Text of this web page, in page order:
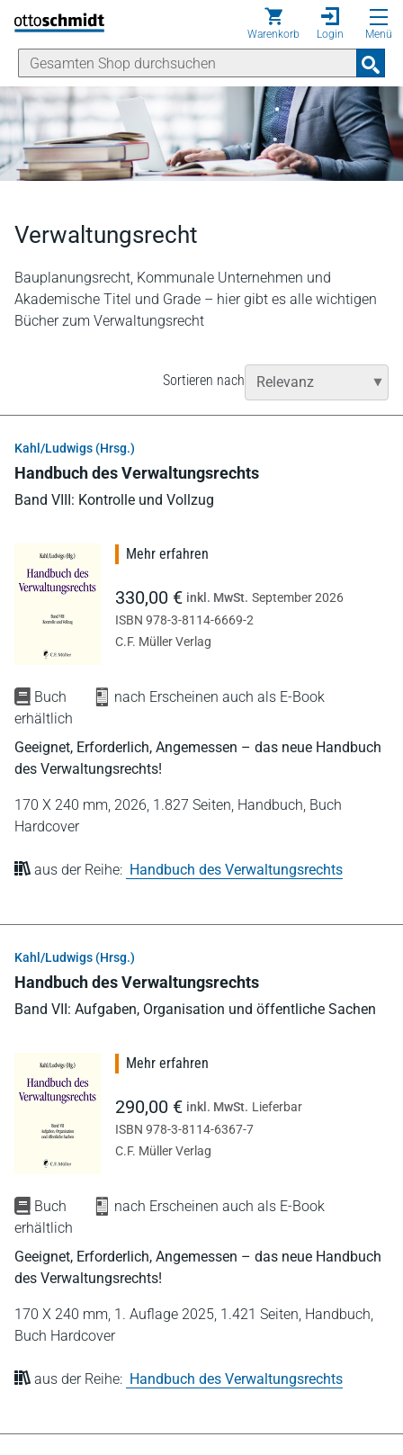
Direkt zum Inhalt
Warenkorb Login Menü
Verwaltungsrecht
Bauplanungsrecht, Kommunale Unternehmen und
Akademische Titel und Grade – hier gibt es alle wichtigen
Bücher zum Verwaltungsrecht
Sortieren nach
Kahl/Ludwigs (Hrsg.)
Handbuch des Verwaltungsrechts
Band VIII: Kontrolle und Vollzug
Buch
nach Erscheinen auch als E-Book
erhältlich
Geeignet, Erforderlich, Angemessen – das neue Handbuch
des Verwaltungsrechts!
170 X 240 mm, 2026, 1.827 Seiten, Handbuch, Buch
Hardcover
aus der Reihe: Handbuch des Verwaltungsrechts
Mehr erfahren
330,00 € inkl. MwSt. September 2026
ISBN 978-3-8114-6669-2
C.F. Müller Verlag
Kahl/Ludwigs (Hrsg.)
Handbuch des Verwaltungsrechts
Band VII: Aufgaben, Organisation und öffentliche Sachen
Buch
nach Erscheinen auch als E-Book
erhältlich
Geeignet, Erforderlich, Angemessen – das neue Handbuch
des Verwaltungsrechts!
170 X 240 mm, 1. Auflage 2025, 1.421 Seiten, Handbuch,
Buch Hardcover
aus der Reihe: Handbuch des Verwaltungsrechts
Mehr erfahren
290,00 € inkl. MwSt. Lieferbar
ISBN 978-3-8114-6367-7
C.F. Müller Verlag